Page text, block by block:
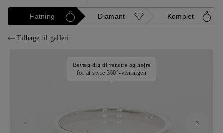
Fatning Diamant Komplet
Tilbage til galleri
Bevæg dig til venstre og højre
for at styre 360°-visningen